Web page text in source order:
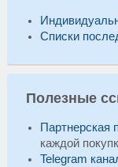
Списки
Полезные
Партнерская
каждой
Telegram